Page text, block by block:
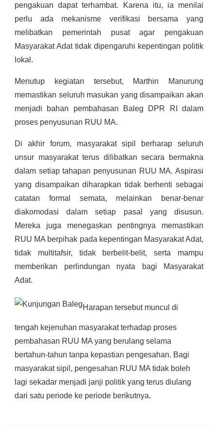
pengakuan dapat terhambat. Karena itu, ia menilai
perlu ada mekanisme verifikasi bersama yang
melibatkan pemerintah pusat agar pengakuan
Masyarakat Adat tidak dipengaruhi kepentingan politik
lokal.
Menutup kegiatan tersebut, Marthin Manurung
memastikan seluruh masukan yang disampaikan akan
menjadi bahan pembahasan Baleg DPR RI dalam
proses penyusunan RUU MA.
Di akhir forum, masyarakat sipil berharap seluruh
unsur masyarakat terus dilibatkan secara bermakna
dalam setiap tahapan penyusunan RUU MA. Aspirasi
yang disampaikan diharapkan tidak berhenti sebagai
catatan formal semata, melainkan benar-benar
diakomodasi dalam setiap pasal yang disusun.
Mereka juga menegaskan pentingnya memastikan
RUU MA berpihak pada kepentingan Masyarakat Adat,
tidak multitafsir, tidak berbelit-belit, serta mampu
memberikan perlindungan nyata bagi Masyarakat
Adat.
Harapan tersebut muncul di
tengah kejenuhan masyarakat terhadap proses
pembahasan RUU MA yang berulang selama
bertahun-tahun tanpa kepastian pengesahan. Bagi
masyarakat sipil, pengesahan RUU MA tidak boleh
lagi sekadar menjadi janji politik yang terus diulang
dari satu periode ke periode berikutnya.